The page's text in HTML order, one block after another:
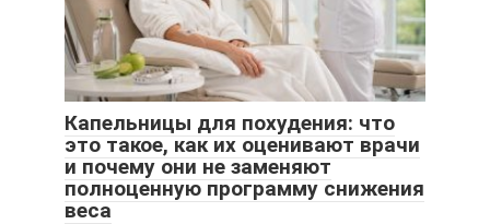
Капельницы для похудения: что
это такое, как их оценивают врачи
и почему они не заменяют
полноценную программу снижения
веса